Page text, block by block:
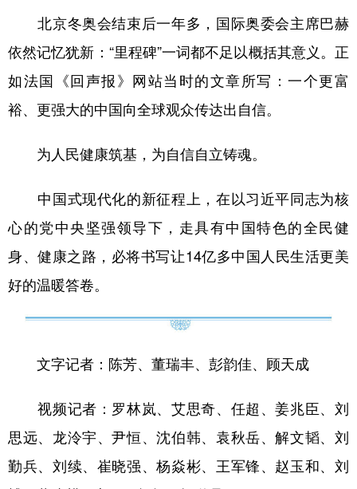
北京冬奥会结束后一年多，国际奥委会主席巴赫
依然记忆犹新：“里程碑”一词都不足以概括其意义。正
如法国《回声报》网站当时的文章所写：一个更富
裕、更强大的中国向全球观众传达出自信。
为人民健康筑基，为自信自立铸魂。
中国式现代化的新征程上，在以习近平同志为核
心的党中央坚强领导下，走具有中国特色的全民健
身、健康之路，必将书写让14亿多中国人民生活更美
好的温暖答卷。
文字记者：陈芳、董瑞丰、彭韵佳、顾天成
视频记者：罗林岚、艾思奇、任超、姜兆臣、刘
思远、龙泠宇、尹恒、沈伯韩、袁秋岳、解文韬、刘
勤兵、刘续、崔晓强、杨焱彬、王军锋、赵玉和、刘